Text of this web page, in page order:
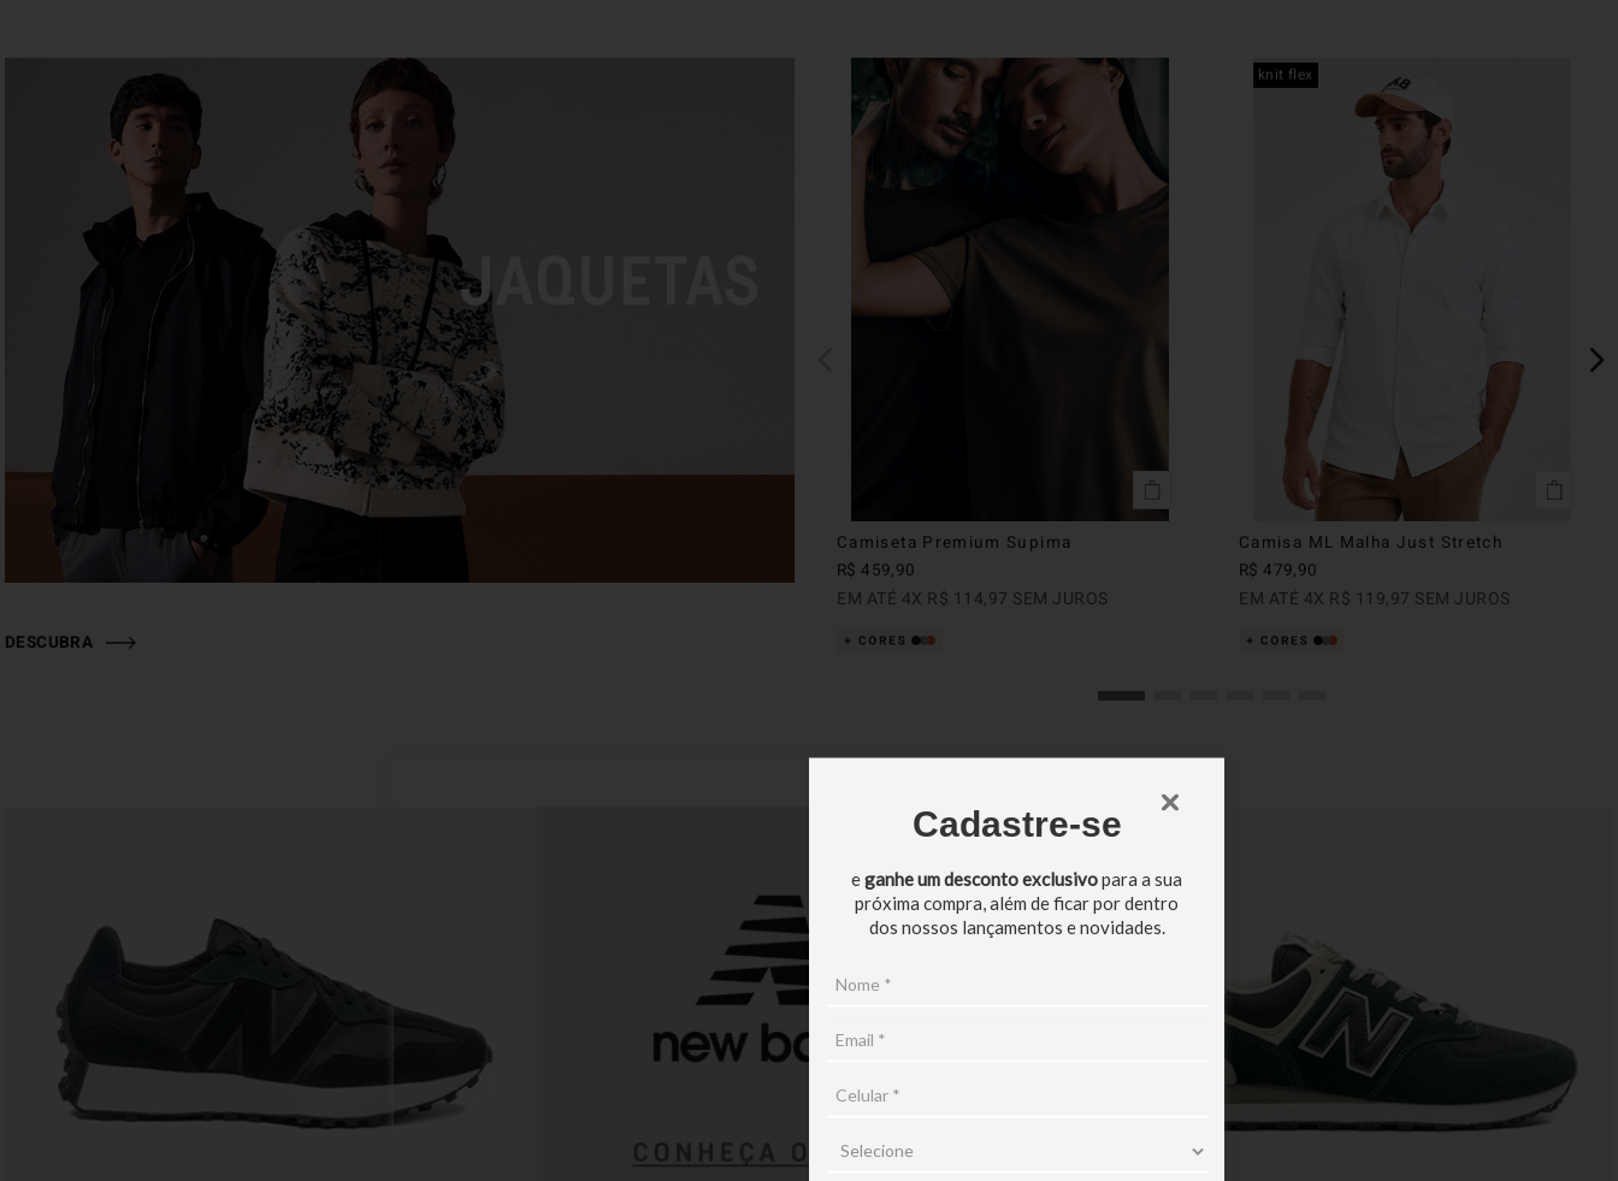
Cadastre-se
eganhe um desconto exclusivopara a sua
próxima compra, além de ficar por dentro
dos nossos lançamentos e novidades.
DESCUBRA
Camiseta Premium Supima
R$ 459,90
EM ATÉ 4X R$ 114,97 SEM JUROS
knit flex
Camisa ML Malha Just Stretch
R$ 479,90
EM ATÉ 4X R$ 119,97 SEM JUROS